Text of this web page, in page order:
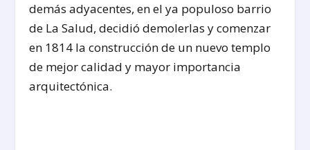
demás adyacentes, en el ya populoso barrio
de La Salud, decidió demolerlas y comenzar
en 1814 la construcción de un nuevo templo
de mejor calidad y mayor importancia
arquitectónica.